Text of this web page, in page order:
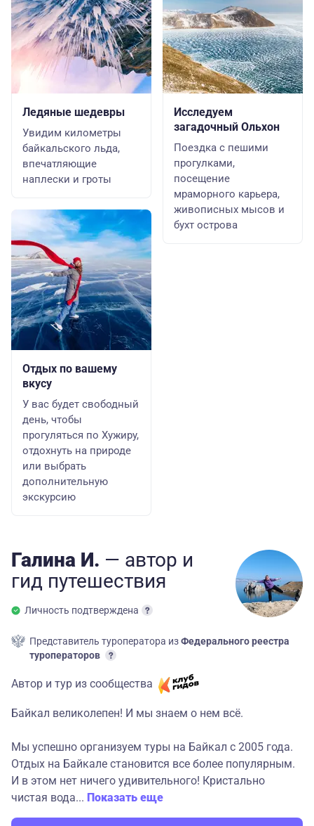
Ледяные шедевры
Увидим километры
байкальского льда,
впечатляющие
наплески и гроты
Отдых по вашему
вкусу
У вас будет свободный
день, чтобы
прогуляться по Хужиру,
отдохнуть на природе
или выбрать
дополнительную
экскурсию
Исследуем
загадочный Ольхон
Поездка с пешими
прогулками,
посещение
мраморного карьера,
живописных мысов и
бухт острова
Галина И. — автор и
гид путешествия
Личность подтверждена
Представитель туроператора изФедерального реестра
туроператоров
Автор и тур из сообщества
Байкал великолепен! И мы знаем о нем всё.
Мы успешно организуем туры на Байкал с 2005 года.
Отдых на Байкале становится все более популярным.
И в этом нет ничего удивительного! Кристально
чистая вода... Показать еще